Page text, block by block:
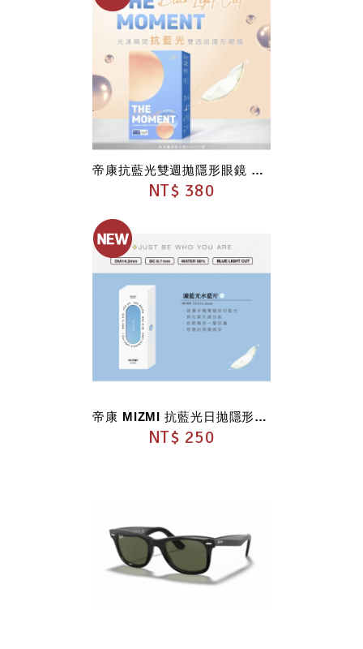
帝康抗藍光雙週拋隱形眼鏡 Blue Light Cut
NT$ 380
帝康 MIZMI 抗藍光日拋隱形眼鏡 透明
NT$ 250